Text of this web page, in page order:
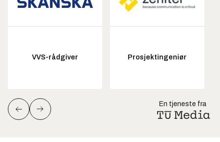
VVS-rådgiver Prosjektingeniør
En tjeneste fra